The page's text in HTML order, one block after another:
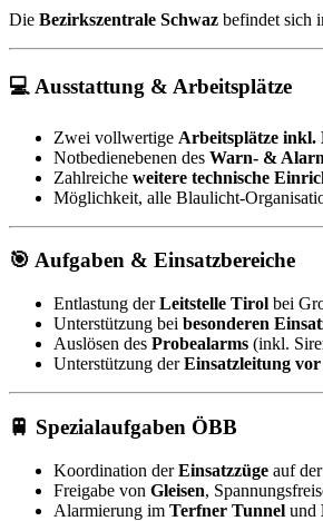
Die Bezirkszentrale Schwaz befindet sich
💻 Ausstattung & Arbeitsplätze
Zwei vollwertige Arbeitsplätze inkl.
Notbedienebenen des Warn- &
Zahlreiche weitere technische
Möglichkeit, alle Blaulicht-
🎯 Aufgaben & Einsatzbereiche
Entlastung derLeitstelle Tirol bei
Unterstützung bei besonderen
Auslösen des Probealarms (inkl.
Unterstützung derEinsatzleitung
🚆 Spezialaufgaben ÖBB
Koordination derEinsatzzüge auf
Freigabe von Gleisen,
Alarmierung im Terfner Tunnel und